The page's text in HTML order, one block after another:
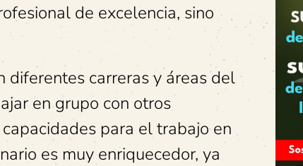
de excelencia, sino
diferentes carreras y áreas del
en grupo con otros
para el trabajo en
es muy enriquecedor, ya